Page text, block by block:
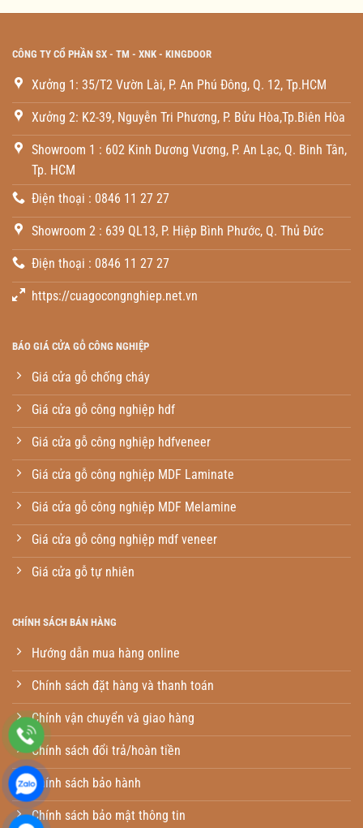
CÔNG TY CỔ PHẦN SX - TM - XNK - KINGDOOR
Xưởng 1: 35/T2 Vườn Lài, P. An Phú Đông, Q. 12, Tp.HCM
Xưởng 2: K2-39, Nguyễn Tri Phương, P. Bửu Hòa,Tp.Biên Hòa
Showroom 1 : 602 Kinh Dương Vương, P. An Lạc, Q. Binh Tân,
Tp. HCM
Điện thoại : 0846 11 27 27
Showroom 2 : 639 QL13, P. Hiệp Bình Phước, Q. Thủ Đức
Điện thoại : 0846 11 27 27
https://cuagocongnghiep.net.vn
BÁO GIÁ CỬA GỖ CÔNG NGHIỆP
Giá cửa gỗ chống cháy
Giá cửa gỗ công nghiệp hdf
Giá cửa gỗ công nghiệp hdfveneer
Giá cửa gỗ công nghiệp MDF Laminate
Giá cửa gỗ công nghiệp MDF Melamine
Giá cửa gỗ công nghiệp mdf veneer
Giá cửa gỗ tự nhiên
CHÍNH SÁCH BÁN HÀNG
Hướng dẫn mua hàng online
Chính sách đặt hàng và thanh toán
Chính vận chuyển và giao hàng
Chính sách đổi trả/hoàn tiền
Chính sách bảo hành
Chính sách bảo mật thông tin